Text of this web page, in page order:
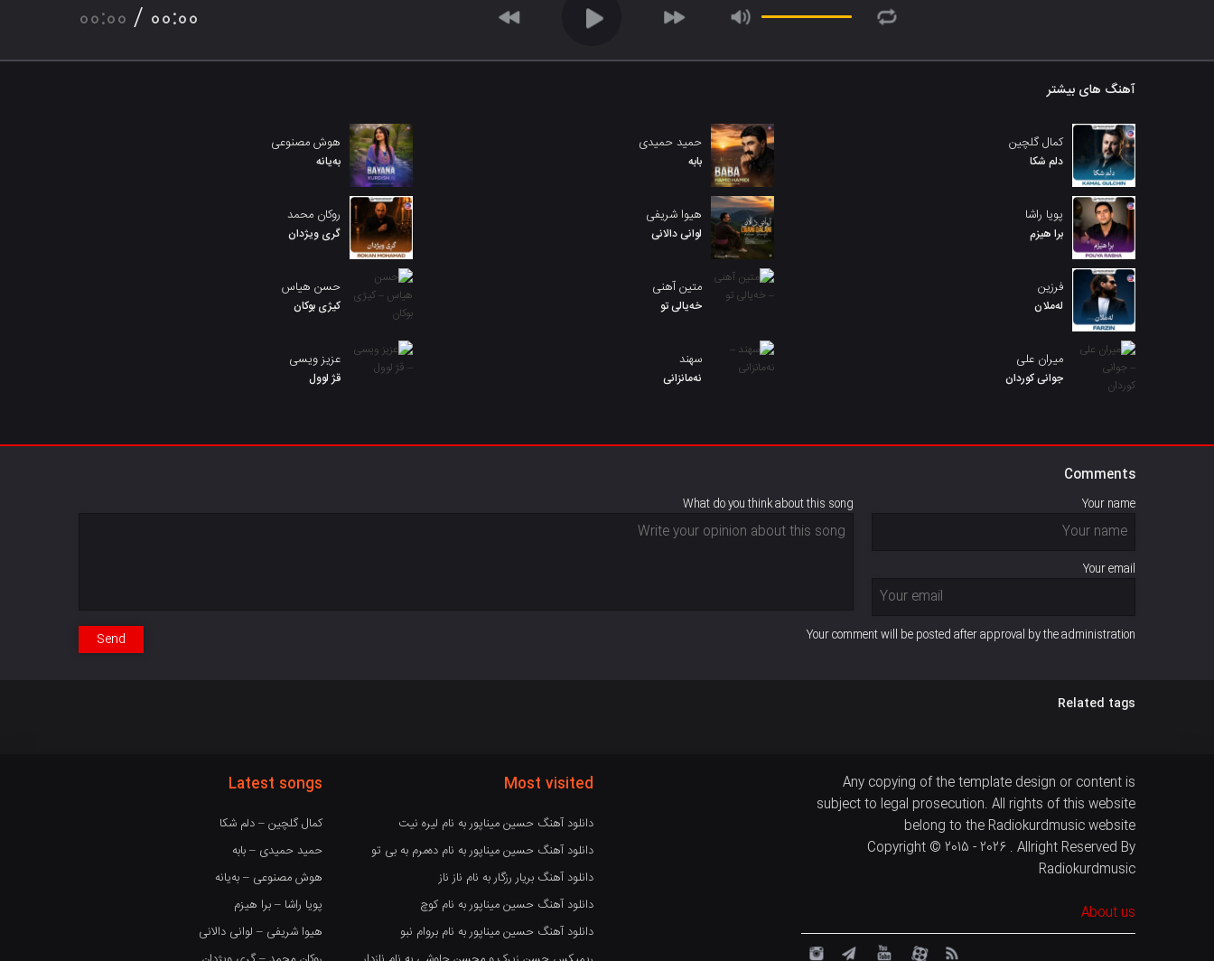
00:00 / 00:00
آهنگ های بیشتر
کمال گلچین
دلم شکا
حمید حمیدی
بابه
هوش مصنوعی
بەیانە
پویا راشا
برا هیزم
هیوا شریفی
لوانی دالانی
روکان محمد
گری ویژدان
فرزین
لەملان
متین آهنی
خەیالی تو
حسن هیاس
کیژی بوکان
میران علی
جوانی کوردان
سهند
نەمانزانی
عزیز ویسی
قژ لوول
Comments
Your name
Your email
What do you think about this song
Your comment will be posted after approval by the administration
Send
Related tags
Any copying of the template design or content is
subject to legal prosecution. All rights of this website
belong to the Radiokurdmusic website
Copyright © 2015 - 2026 . Allright Reserved By
Radiokurdmusic
About us
Most visited
دانلود آهنگ حسین میناپور به نام لیره نیت
دانلود آهنگ حسین میناپور به نام دەمرم بە بی تو
دانلود آهنگ بریار رزگار به نام ناز ناز
دانلود آهنگ حسین میناپور به نام کوچ
دانلود آهنگ حسین میناپور به نام بروام نبو
Latest songs
کمال گلچین – دلم شکا
حمید حمیدی – بابه
هوش مصنوعی – بەیانە
پویا راشا – برا هیزم
هیوا شریفی – لوانی دالانی